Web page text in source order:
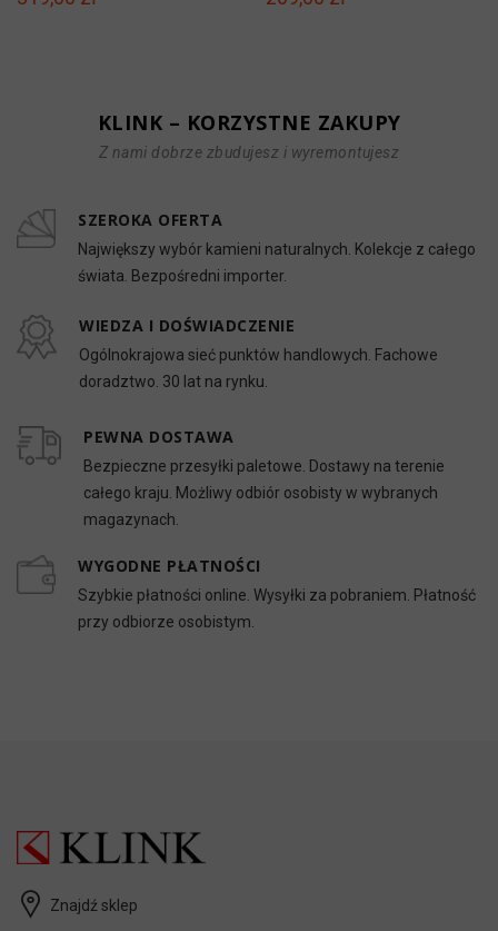
KLINK – KORZYSTNE ZAKUPY
Z nami dobrze zbudujesz i wyremontujesz
SZEROKA OFERTA
Największy wybór kamieni naturalnych. Kolekcje z całego
świata. Bezpośredni importer.
WIEDZA I DOŚWIADCZENIE
Ogólnokrajowa sieć punktów handlowych. Fachowe
doradztwo. 30 lat na rynku.
PEWNA DOSTAWA
Bezpieczne przesyłki paletowe. Dostawy na terenie
całego kraju. Możliwy odbiór osobisty w wybranych
magazynach.
WYGODNE PŁATNOŚCI
Szybkie płatności online. Wysyłki za pobraniem. Płatność
przy odbiorze osobistym.
Znajdź sklep